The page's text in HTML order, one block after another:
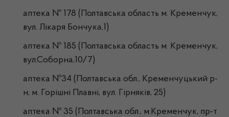
аптека № 178 (Полтавська область м. Кременчук,
вул. Лікаря Бончука,1)
аптека № 185 (Полтавська область м. Кременчук,
вул.Соборна,10/7)
аптека №34 (Полтавська обл., Кременчуцький р-
н, м. Горішні Плавні, вул. Гірняків, 25)
аптека № 35 (Полтавська обл., м.Кременчук, пр-т